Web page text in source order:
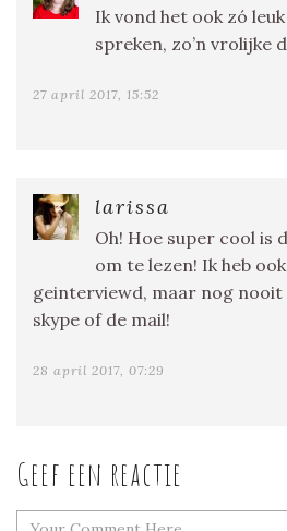
Ik vond het ook zó
spreken, zo’n vrolijke
27 april 2017, 15:52
larissa
Oh! Hoe super cool is
om te lezen! Ik heb
geinterviewd, maar nog
skype of de mail!
28 april 2017, 07:29
Geef een reactie